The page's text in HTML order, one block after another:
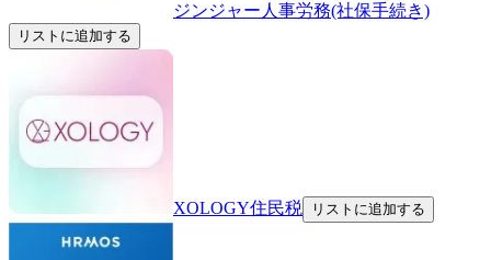
ジンジャー人事労務(社保手続き)
リストに追加する
XOLOGY住民税 リストに追加する